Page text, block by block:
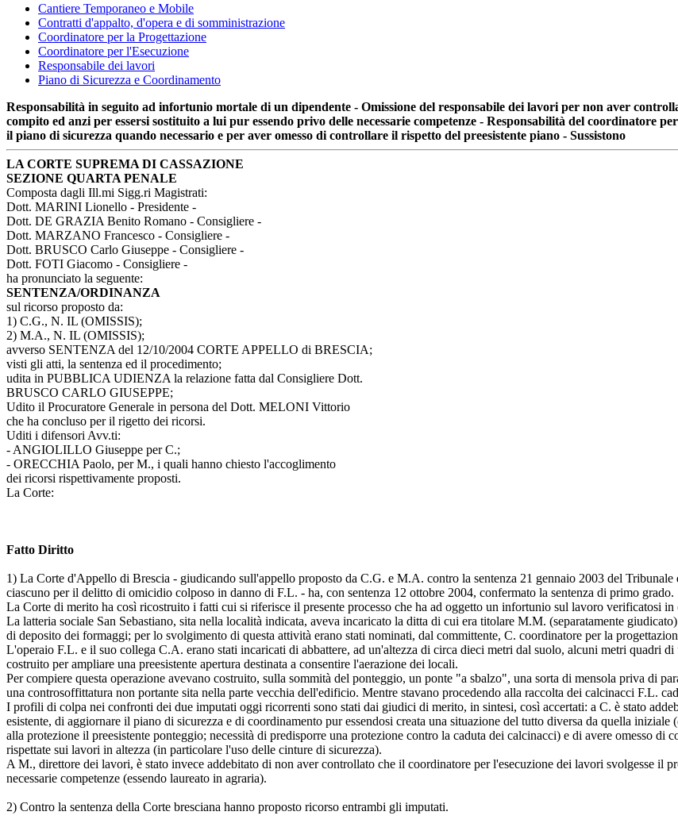
Cantiere Temporaneo e Mobile
Contratti d'appalto, d'opera e di somministrazione
Coordinatore per la Progettazione
Coordinatore per l'Esecuzione
Responsabile dei lavori
Piano di Sicurezza e Coordinamento
Responsabilità in seguito ad infortunio mortale di un dipendente - Omissione del responsabile dei lavori per non aver
compito ed anzi per essersi sostituito a lui pur essendo privo delle necessarie competenze - Responsabilità del coordinatore
il piano di sicurezza quando necessario e per aver omesso di controllare il rispetto del preesistente piano - Sussistono
LA CORTE SUPREMA DI CASSAZIONE
SEZIONE QUARTA PENALE
Composta dagli Ill.mi Sigg.ri Magistrati:
Dott. MARINI Lionello - Presidente -
Dott. DE GRAZIA Benito Romano - Consigliere -
Dott. MARZANO Francesco - Consigliere -
Dott. BRUSCO Carlo Giuseppe - Consigliere -
Dott. FOTI Giacomo - Consigliere -
ha pronunciato la seguente:
SENTENZA/ORDINANZA
sul ricorso proposto da:
1) C.G., N. IL (OMISSIS);
2) M.A., N. IL (OMISSIS);
avverso SENTENZA del 12/10/2004 CORTE APPELLO di BRESCIA;
visti gli atti, la sentenza ed il procedimento;
udita in PUBBLICA UDIENZA la relazione fatta dal Consigliere Dott.
BRUSCO CARLO GIUSEPPE;
Udito il Procuratore Generale in persona del Dott. MELONI Vittorio
che ha concluso per il rigetto dei ricorsi.
Uditi i difensori Avv.ti:
- ANGIOLILLO Giuseppe per C.;
- ORECCHIA Paolo, per M., i quali hanno chiesto l'accoglimento
dei ricorsi rispettivamente proposti.
La Corte:
Fatto Diritto
1) La Corte d'Appello di Brescia - giudicando sull'appello proposto da C.G. e M.A. contro la sentenza 21 gennaio 2003 del
ciascuno per il delitto di omicidio colposo in danno di F.L. - ha, con sentenza 12 ottobre 2004, confermato la sentenza di primo grado.
La Corte di merito ha così ricostruito i fatti cui si riferisce il presente processo che ha ad oggetto un infortunio sul lavoro verificatosi
La latteria sociale San Sebastiano, sita nella località indicata, aveva incaricato la ditta di cui era titolare M.M. (separatamente
di deposito dei formaggi; per lo svolgimento di questa attività erano stati nominati, dal committente, C. coordinatore per la
L'operaio F.L. e il suo collega C.A. erano stati incaricati di abbattere, ad un'altezza di circa dieci metri dal suolo, alcuni metri quadri
costruito per ampliare una preesistente apertura destinata a consentire l'aerazione dei locali.
Per compiere questa operazione avevano costruito, sulla sommità del ponteggio, un ponte "a sbalzo", una sorta di mensola priva di
una controsoffittatura non portante sita nella parte vecchia dell'edificio. Mentre stavano procedendo alla raccolta dei calcinacci F.L.
I profili di colpa nei confronti dei due imputati oggi ricorrenti sono stati dai giudici di merito, in sintesi, così accertati: a C. è stato
esistente, di aggiornare il piano di sicurezza e di coordinamento pur essendosi creata una situazione del tutto diversa da quella
alla protezione il preesistente ponteggio; necessità di predisporre una protezione contro la caduta dei calcinacci) e di avere omesso di
rispettate sui lavori in altezza (in particolare l'uso delle cinture di sicurezza).
A M., direttore dei lavori, è stato invece addebitato di non aver controllato che il coordinatore per l'esecuzione dei lavori svolgesse il
necessarie competenze (essendo laureato in agraria).
2) Contro la sentenza della Corte bresciana hanno proposto ricorso entrambi gli imputati.